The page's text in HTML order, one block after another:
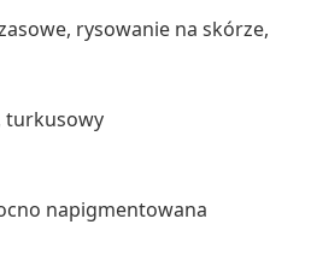
rysowanie na skórze,
turkusowy
napigmentowana